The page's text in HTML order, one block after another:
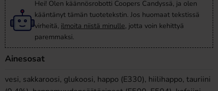
Hei! Olen käännösrobotti Coopers Candyssä, ja olen
kääntänyt tämän tuotetekstin. Jos huomaat tekstissä
virheitä, ilmoita niistä minulle, jotta voin kehittyä
paremmaksi.
Ainesosat
vesi, sakkaroosi, glukoosi, happo (E330), hiilihappo, tauriini